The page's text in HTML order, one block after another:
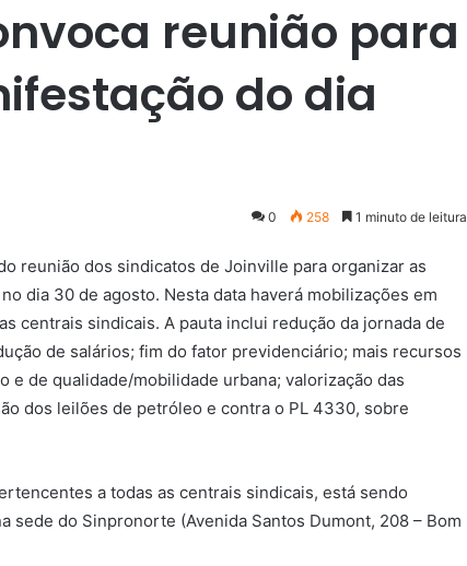
reunião para
do dia
0 258 1 minuto de leitura
reunião dos sindicatos de Joinville para organizar as
dia 30 de agosto. Nesta data haverá mobilizações em
centrais sindicais. A pauta inclui redução da jornada de
de salários; fim do fator previdenciário; mais recursos
e de qualidade/mobilidade urbana; valorização das
dos leilões de petróleo e contra o PL 4330, sobre
a todas as centrais sindicais, está sendo
sede do Sinpronorte (Avenida Santos Dumont, 208 – Bom